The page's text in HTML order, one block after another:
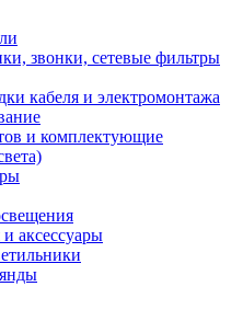
звонки, сетевые фильтры
кабеля и электромонтажа
и комплектующие
аксессуары